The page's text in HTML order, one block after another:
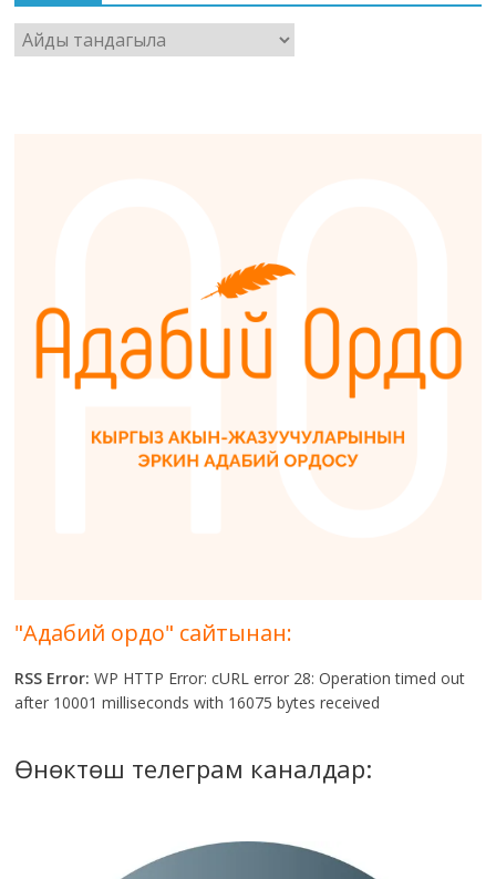
Архив
"Адабий ордо" сайтынан:
RSS Error: WP HTTP Error: cURL error 28: Operation timed out
after 10001 milliseconds with 16075 bytes received
Өнөктөш телеграм каналдар: